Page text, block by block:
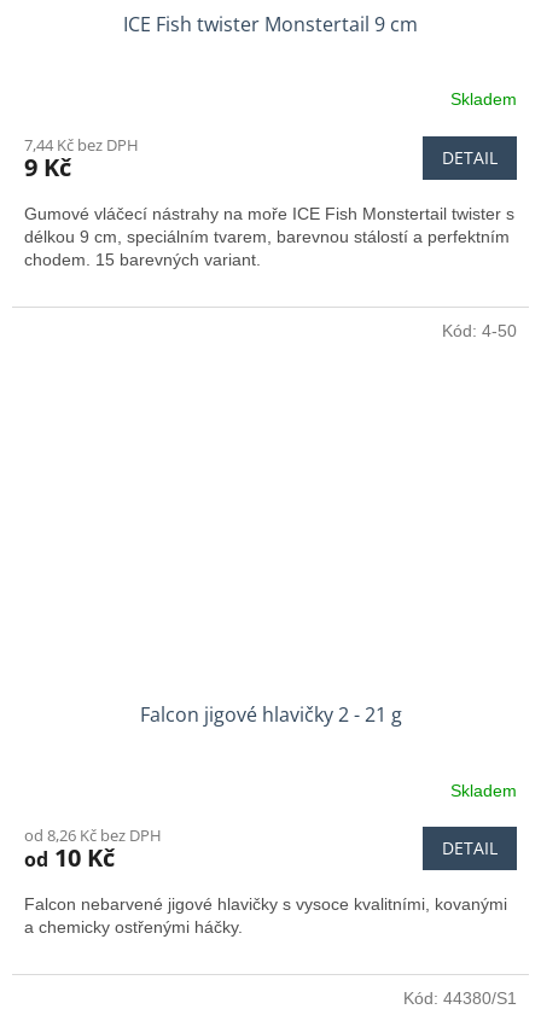
ICE Fish twister Monstertail 9 cm
Skladem
7,44 Kč bez DPH
9 Kč DETAIL
Gumové vláčecí nástrahy na moře ICE Fish Monstertail twister s
délkou 9 cm, speciálním tvarem, barevnou stálostí a perfektním
chodem. 15 barevných variant.
Falcon jigové hlavičky 2 - 21 g
Skladem
od 8,26 Kč bez DPH
od 10 Kč DETAIL
Falcon nebarvené jigové hlavičky s vysoce kvalitními, kovanými
a chemicky ostřenými háčky.
Kód: 4-50
Kód: 44380/S1